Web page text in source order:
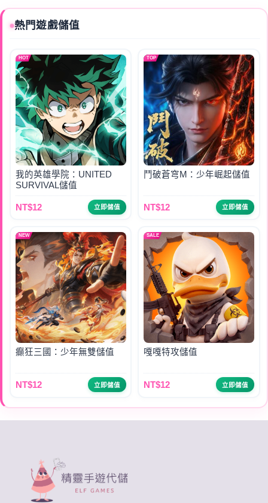
熱門遊戲儲值
HOT
我的英雄學院：UNITED
SURVIVAL儲值
NT$12 立即儲值
TOP
鬥破蒼穹M：少年崛起儲值
NT$12 立即儲值
NEW
癲狂三國：少年無雙儲值
NT$12 立即儲值
SALE
嘎嘎特攻儲值
NT$12 立即儲值